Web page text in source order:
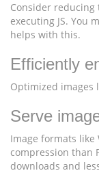
Consider
executing JS. You
helps with this.
Efficiently
Optimized images
Serve
Image formats like
compression than
downloads and